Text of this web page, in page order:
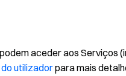
aceder aos Serviços
utilizadorpara mais